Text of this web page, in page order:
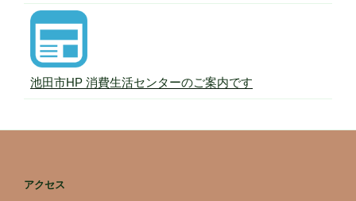
池田市HP 消費生活センターのご案内です
アクセス